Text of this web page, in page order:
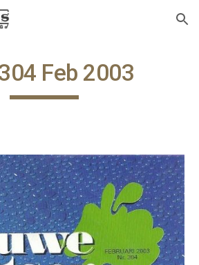
Skip to navigation
Feb 2003